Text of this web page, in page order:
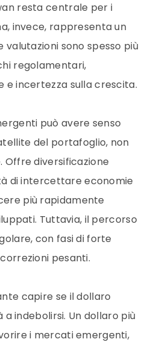
resta centrale per i
invece, rappresenta un
valutazioni sono spesso più
regolamentari,
e incertezza sulla crescita.
può avere senso
del portafoglio, non
diversificazione
di intercettare economie
più rapidamente
Tuttavia, il percorso
con fasi di forte
pesanti.
capire se il dollaro
indebolirsi. Un dollaro più
i mercati emergenti,